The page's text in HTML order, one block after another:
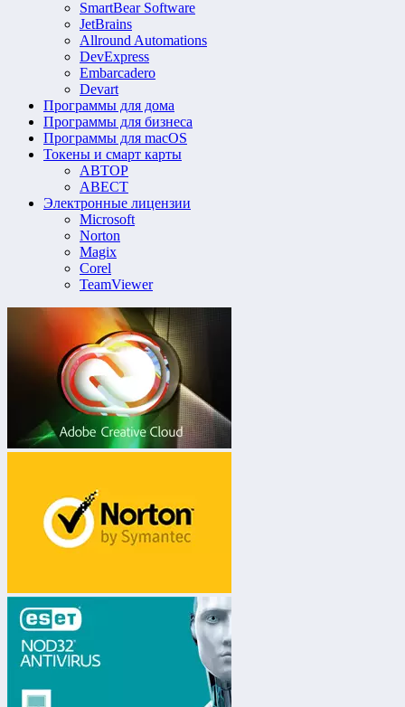
SmartBear Software
JetBrains
Allround Automations
DevExpress
Embarcadero
Devart
Программы для дома
Программы для бизнеса
Программы для macOS
Токены и смарт карты
АВТОР
АВЕСТ
Электронные лицензии
Microsoft
Norton
Magix
Corel
TeamViewer